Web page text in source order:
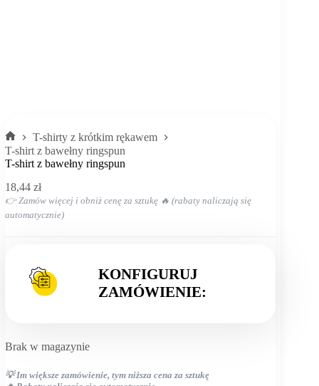
Strona
główna
T-shirty z krótkim rękawem
T-shirt z bawełny ringspun
T-shirt z bawełny ringspun
18,44 zł
👉 Zamów więcej i obniż cenę za sztukę 🔥 (rabaty naliczają się
automatycznie)
KONFIGURUJ
ZAMÓWIENIE:
Brak w magazynie
💡 Im większe zamówienie, tym niższa cena za sztukę